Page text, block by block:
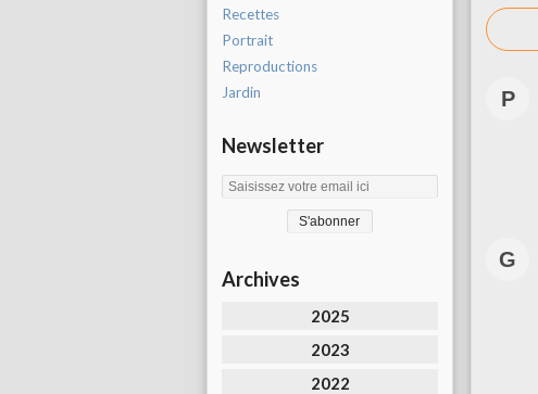
Recettes
Portrait
Reproductions
Jardin
Newsletter
Archives
2025
2023
2022
P
G